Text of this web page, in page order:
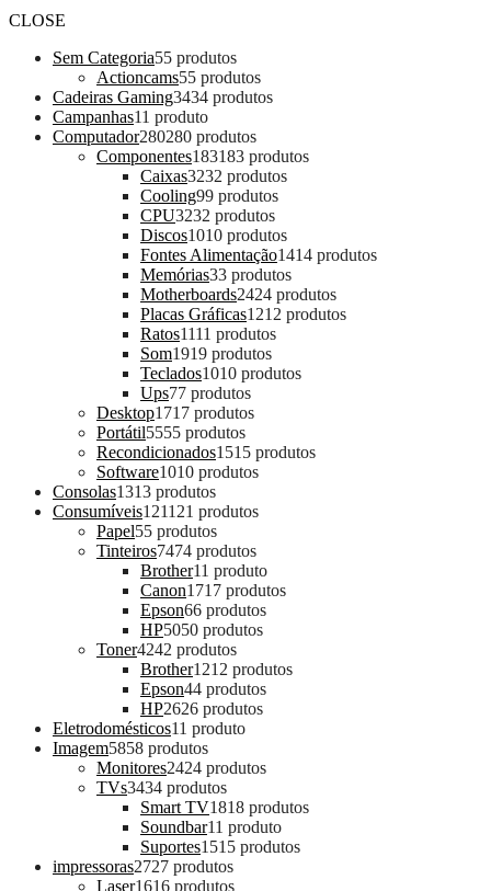
CLOSE
Sem Categoria55 produtos
Actioncams55 produtos
Cadeiras Gaming3434 produtos
Campanhas11 produto
Computador280280 produtos
Componentes183183 produtos
Caixas3232 produtos
Cooling99 produtos
CPU3232 produtos
Discos1010 produtos
Fontes Alimentação1414 produtos
Memórias33 produtos
Motherboards2424 produtos
Placas Gráficas1212 produtos
Ratos1111 produtos
Som1919 produtos
Teclados1010 produtos
Ups77 produtos
Desktop1717 produtos
Portátil5555 produtos
Recondicionados1515 produtos
Software1010 produtos
Consolas1313 produtos
Consumíveis121121 produtos
Papel55 produtos
Tinteiros7474 produtos
Brother11 produto
Canon1717 produtos
Epson66 produtos
HP5050 produtos
Toner4242 produtos
Brother1212 produtos
Epson44 produtos
HP2626 produtos
Eletrodomésticos11 produto
Imagem5858 produtos
Monitores2424 produtos
TVs3434 produtos
Smart TV1818 produtos
Soundbar11 produto
Suportes1515 produtos
impressoras2727 produtos
Laser1616 produtos